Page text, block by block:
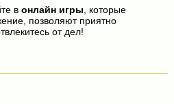
в онлайн игры, которые
позволяют приятно
от дел!